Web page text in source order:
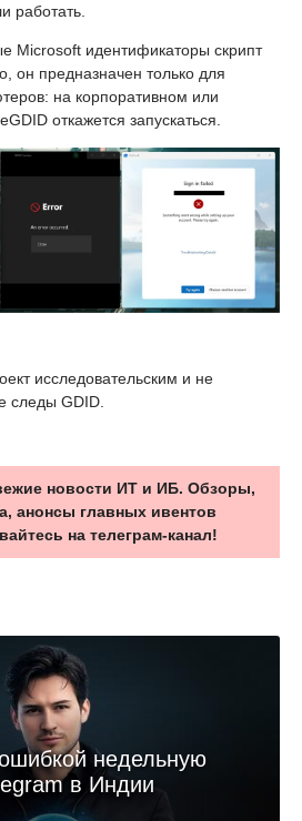
работать.
Microsoft идентификаторы скрипт
он предназначен только для
на корпоративном или
откажется запускаться.
исследовательским и не
следы GDID.
новости ИТ и ИБ. Обзоры,
анонсы главных ивентов
на телеграм-канал!
недельную
в Индии